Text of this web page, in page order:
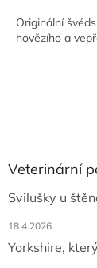
Originální
hovězího a
Z
aVeterinární
Svilušky u
18.4.2026
Yorkshire,